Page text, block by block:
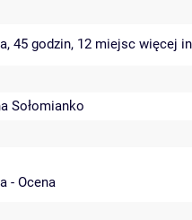
45 godzin, 12 miejsc więcej
Sołomianko
- Ocena